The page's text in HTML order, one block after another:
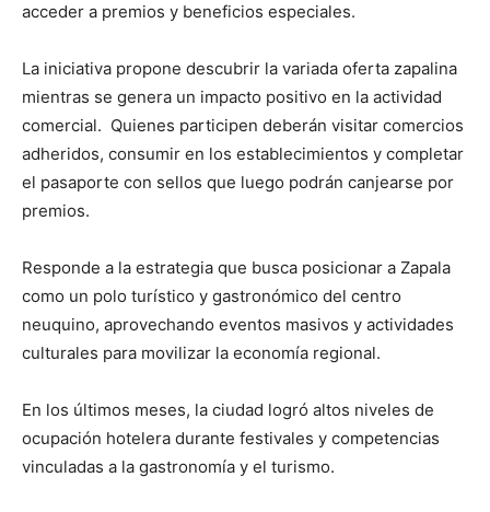
acceder a premios y beneficios especiales.
La iniciativa propone descubrir la variada oferta zapalina
mientras se genera un impacto positivo en la actividad
comercial. Quienes participen deberán visitar comercios
adheridos, consumir en los establecimientos y completar
el pasaporte con sellos que luego podrán canjearse por
premios.
Responde a la estrategia que busca posicionar a Zapala
como un polo turístico y gastronómico del centro
neuquino, aprovechando eventos masivos y actividades
culturales para movilizar la economía regional.
En los últimos meses, la ciudad logró altos niveles de
ocupación hotelera durante festivales y competencias
vinculadas a la gastronomía y el turismo.